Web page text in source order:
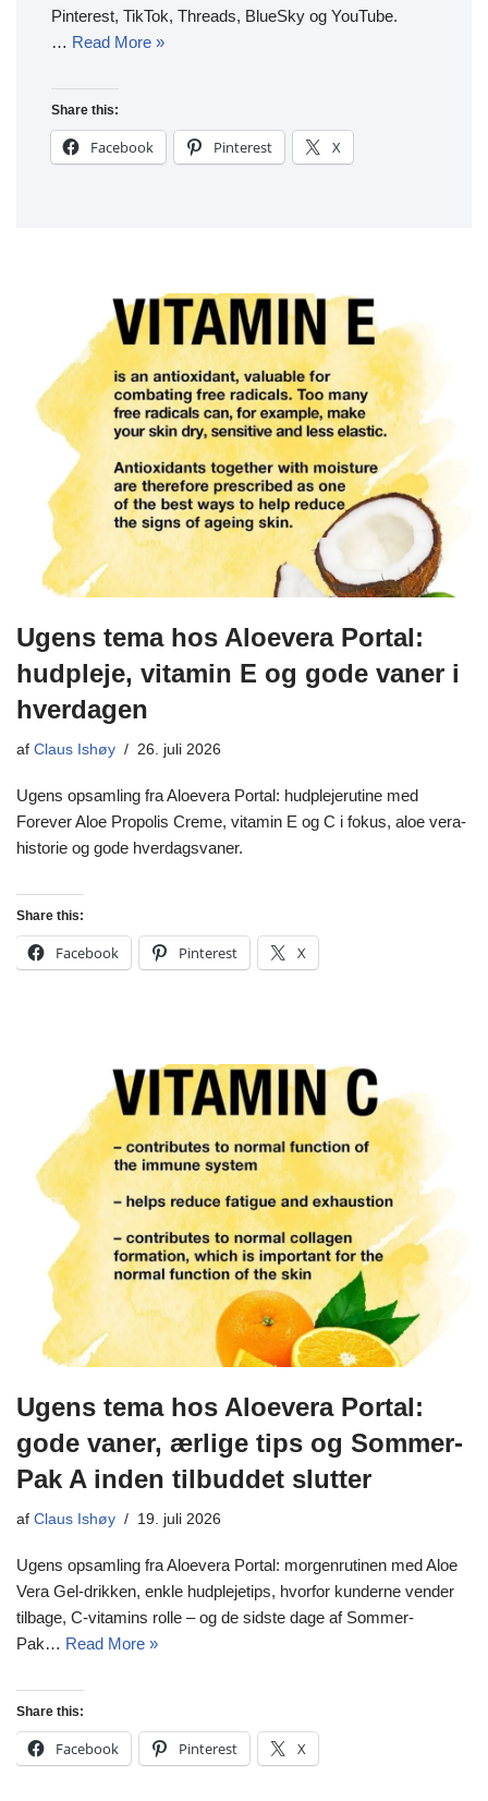
Pinterest, TikTok, Threads, BlueSky og YouTube.
… Read More »
Share this:
Facebook Pinterest X
Ugens tema hos Aloevera Portal:
hudpleje, vitamin E og gode vaner i
hverdagen
af Claus Ishøy 26. juli 2026
Ugens opsamling fra Aloevera Portal: hudplejerutine med
Forever Aloe Propolis Creme, vitamin E og C i fokus, aloe vera-
historie og gode hverdagsvaner.
Share this:
Facebook Pinterest X
Ugens tema hos Aloevera Portal:
gode vaner, ærlige tips og Sommer-
Pak A inden tilbuddet slutter
af Claus Ishøy 19. juli 2026
Ugens opsamling fra Aloevera Portal: morgenrutinen med Aloe
Vera Gel-drikken, enkle hudplejetips, hvorfor kunderne vender
tilbage, C-vitamins rolle – og de sidste dage af Sommer-
Pak… Read More »
Share this:
Facebook Pinterest X